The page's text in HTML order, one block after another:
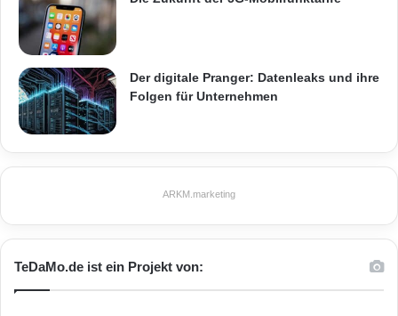
Der digitale Pranger: Datenleaks und ihre
Folgen für Unternehmen
ARKM.marketing
TeDaMo.de ist ein Projekt von: